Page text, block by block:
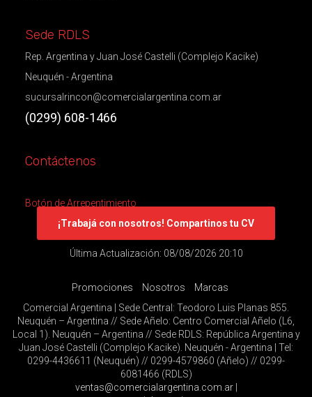
Sede RDLS
Rep. Argentina y Juan José Castelli (Complejo Kacike)
Neuquén - Argentina
sucursalrincon@comercialargentina.com.ar
(0299) 608-1466
Contáctenos
Botón de Arrepentimiento
¡Trabajá con nosotros! Compartinos tu CV
Última Actualización: 08/08/2026 20:10
Promociones Nosotros
Marcas
Comercial Argentina | Sede Central: Teodoro Luis Planas 855.
Neuquén – Argentina // Sede Añelo: Centro Comercial Añelo (L6,
Local 1). Neuquén – Argentina // Sede RDLS: República Argentina y
Juan José Castelli (Complejo Kacike). Neuquén - Argentina | Tel:
0299-4436611 (Neuquén) // 0299-4579860 (Añelo) // 0299-
6081466 (RDLS)
ventas@comercialargentina.com.ar|